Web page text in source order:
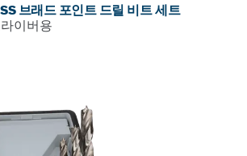
브래드 포인트 드릴 비트 세트
이버용